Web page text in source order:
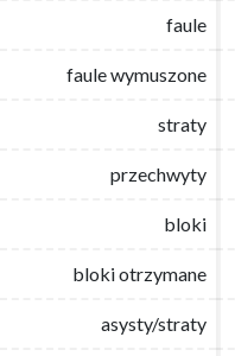
faule
faule wymuszone
straty
przechwyty
bloki
bloki otrzymane
asysty/straty
faule
faule wymuszone
straty
przechwyty
bloki
bloki otrzymane
asysty/straty